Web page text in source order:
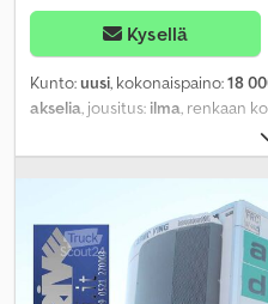
Kysellä
Kunto:uusi, kokonaispaino:18
akselia , jousitus: ilma , renkaan